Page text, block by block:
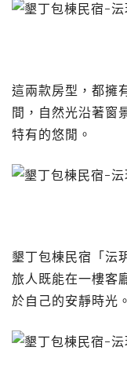
這兩款房型，都擁
間，自然光沿著窗
特有的悠閒。
墾丁包棟民宿「沄
旅人既能在一樓客
於自己的安靜時光。